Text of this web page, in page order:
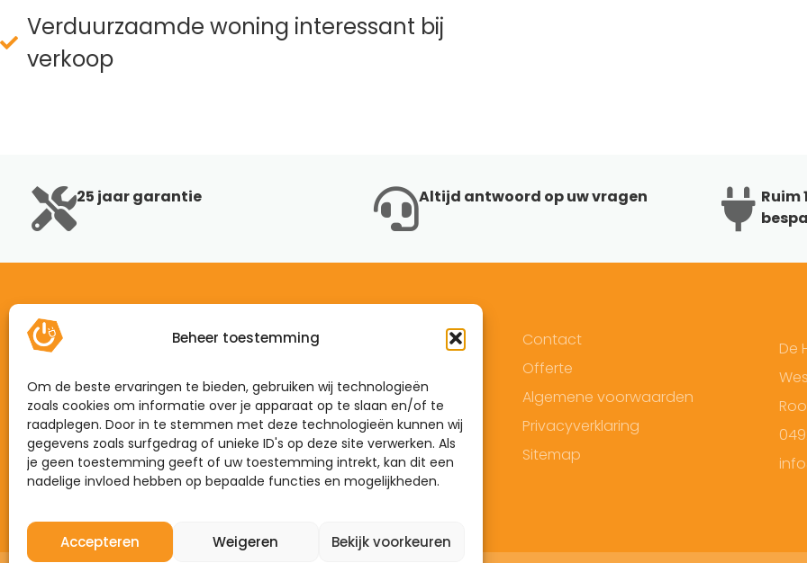
Beheer toestemming
Om de beste ervaringen te bieden, gebruiken wij technologieën
zoals cookies om informatie over je apparaat op te slaan en/of te
raadplegen. Door in te stemmen met deze technologieën kunnen wij
gegevens zoals surfgedrag of unieke ID's op deze site verwerken. Als
je geen toestemming geeft of uw toestemming intrekt, kan dit een
nadelige invloed hebben op bepaalde functies en mogelijkheden.
Accepteren Weigeren Bekijk voorkeuren
Verduurzaamde woning interessant bij
verkoop
25 jaar garantie Altijd antwoord op uw vragen
Ruim
Home
Mijn energie
Dynamisch
Zonnepanelen
Laadpalen
Thuisbatterijen
Contact
Offerte
Algemene voorwaarden
Privacyverklaring
Sitemap
De